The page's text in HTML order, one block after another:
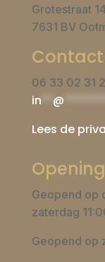
Grotestraat
7631 BV
Contact
06 33 02 31
in @
Lees de
Geopend op
zaterdag
Geopend op